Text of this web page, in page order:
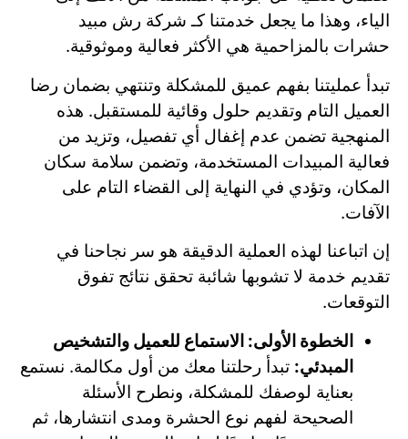
الياء، وهذا ما يجعل خدمتنا كـ شركة رش مبيد
حشرات بالمزاحمية هي الأكثر فعالية وموثوقية.
تبدأ عمليتنا بفهم عميق للمشكلة وتنتهي بضمان رضا
العميل التام وتقديم حلول وقائية للمستقبل. هذه
المنهجية تضمن عدم إغفال أي تفصيل، وتزيد من
فعالية المبيدات المستخدمة، وتضمن سلامة سكان
المكان، وتؤدي في النهاية إلى القضاء التام على
الآفات.
إن اتباعنا لهذه العملية الدقيقة هو سر نجاحنا في
تقديم خدمة لا تشوبها شائبة تحقق نتائج تفوق
التوقعات.
الخطوة الأولى: الاستماع للعميل والتشخيص
المبدئي: تبدأ رحلتنا معك من أول مكالمة. نستمع
بعناية لوصفك للمشكلة، ونطرح الأسئلة
الصحيحة لفهم نوع الحشرة ومدى انتشارها، ثم